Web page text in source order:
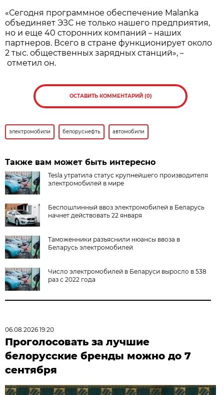
«Сегодня программное обеспечение Malanka
объединяет ЭЗС не только нашего предприятия,
но и еще 40 сторонних компаний– наших
партнеров. Всего в стране функционирует около
2 тыс. общественных зарядных станций»,–
отметил он.
ОСТАВИТЬ КОММЕНТАРИЙ (0)
электромобили белоруснефть автомобили
Также вам может быть интересно
Tesla утратила статус крупнейшего производителя
электромобилей в мире
Беспошлинный ввоз электромобилей в Беларусь
начнет действовать 22 января
Таможенники разъяснили нюансы ввоза в
Беларусь электромобилей
Число электромобилей в Беларуси выросло в 538
раз с 2022 года
06.08.2026 19:20
Проголосовать за лучшие
белорусские бренды можно до 7
сентября